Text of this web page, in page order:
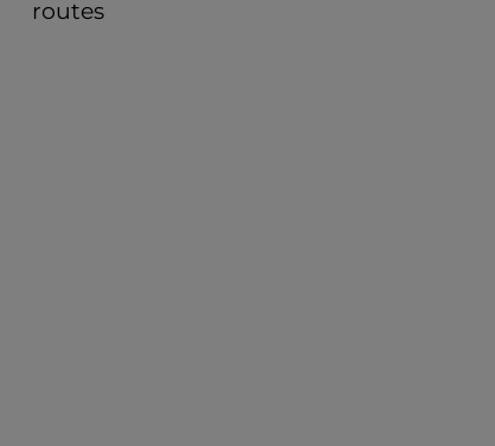
routes